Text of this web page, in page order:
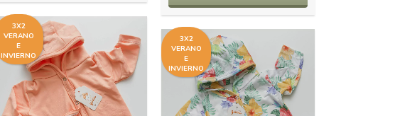
3X2
VERANO
E
INVIERNO
3X2
VERANO
E
INVIERNO